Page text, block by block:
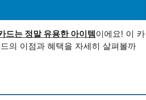
드는 정말 유용한 아이템이에요! 이 카
의 이점과 혜택을 자세히 살펴볼까